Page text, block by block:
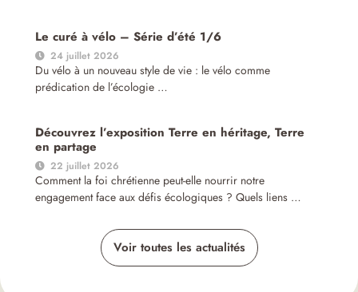
Le curé à vélo – Série d’été 1/6
24 juillet 2026
Du vélo à un nouveau style de vie : le vélo comme
prédication de l’écologie …
Découvrez l’exposition Terre en héritage, Terre
en partage
22 juillet 2026
Comment la foi chrétienne peut-elle nourrir notre
engagement face aux défis écologiques ? Quels liens …
Voir toutes les actualités